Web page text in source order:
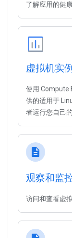
了解应用的健
虚拟机实
使用 Compute
供的适用于
者运行您自己
description
观察和监
访问和查看虚